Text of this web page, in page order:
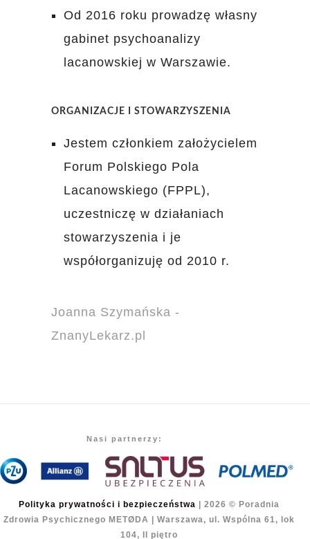
Od 2016 roku prowadzę własny
gabinet psychoanalizy
lacanowskiej w Warszawie.
ORGANIZACJE I STOWARZYSZENIA
Jestem członkiem założycielem
Forum Polskiego Pola
Lacanowskiego (FPPL),
uczestniczę w działaniach
stowarzyszenia i je
współorganizuję od 2010 r.
Joanna Szymańska -
ZnanyLekarz.pl
Nasi partnerzy:
Polityka prywatności i bezpieczeństwa | 2026 © Poradnia
Zdrowia Psychicznego METØDA | Warszawa, ul. Wspólna 61, lok
104, II piętro